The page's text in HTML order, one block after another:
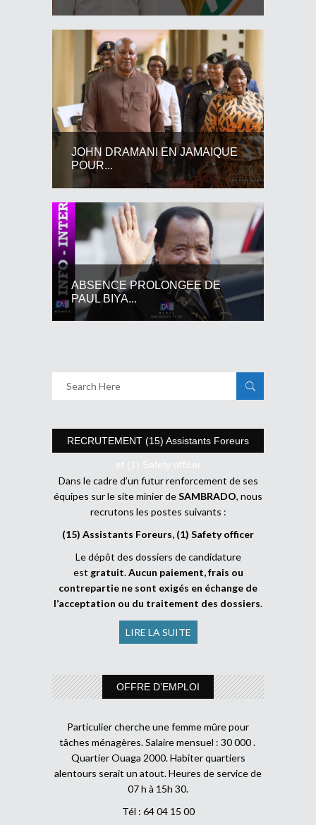
JOHN DRAMANI EN JAMAIQUE
POUR...
ABSENCE PROLONGEE DE
PAUL BIYA...
RECRUTEMENT (15) Assistants Foreurs
et (1) Safety officer
Dans le cadre d’un futur renforcement de ses
équipes sur le site minier deSAMBRADO, nous
recrutons les postes suivants :
(15) Assistants Foreurs, (1) Safety officer
Le dépôt des dossiers de candidature
est gratuit.Aucun paiement, frais ou
contrepartie ne sont exigés en échange de
l’acceptation ou du traitement des dossiers.
LIRE LA SUITE
OFFRE D’EMPLOI
Particulier cherche une femme mûre pour
tâches ménagères. Salaire mensuel : 30 000 .
Quartier Ouaga 2000. Habiter quartiers
alentours serait un atout. Heures de service de
07 h à 15h 30.
Tél : 64 04 15 00